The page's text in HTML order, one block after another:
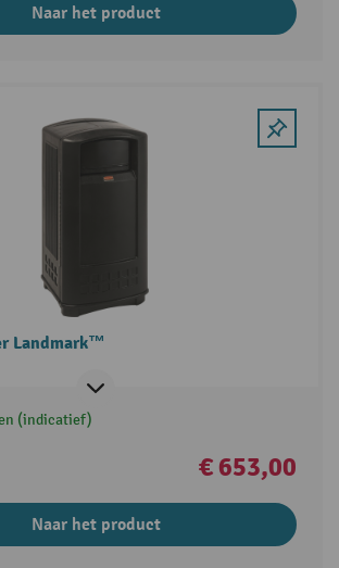
Naar het product
Landmark™
(indicatief)
€ 653,00
Naar het product